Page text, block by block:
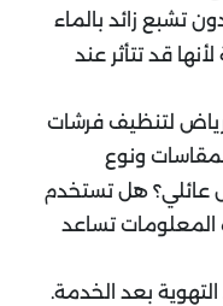
تشبع زائد بالماء
قد تتأثر عند
لتنظيف فرشات
ونوع
عائلي؟ هل تستخدم
المعلومات تساعد
بعد الخدمة.